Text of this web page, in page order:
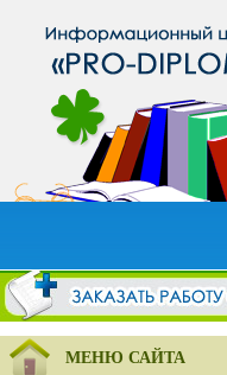
МЕНЮ САЙТА